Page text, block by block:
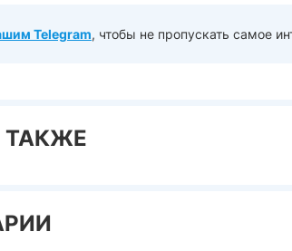
Telegram, чтобы не пропускать самое
ТАКЖЕ